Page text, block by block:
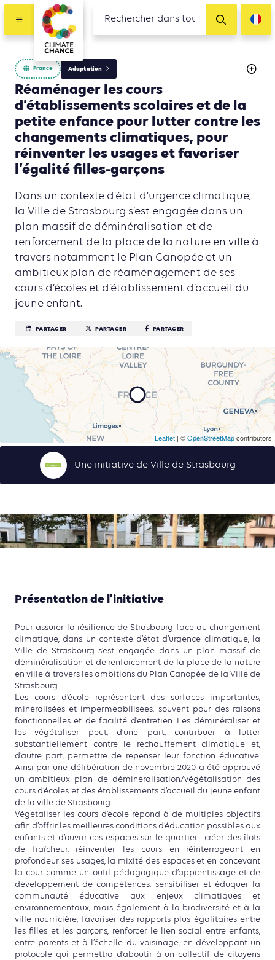
France Adaptation
Réaménager les cours
d’établissements scolaires et de la
petite enfance pour lutter contre les
changements climatiques, pour
réinventer les usages et favoriser
l’égalité filles-garçons
Dans un contexte d’état d’urgence climatique,
la Ville de Strasbourg s’est engagée dans un
plan massif de déminéralisation et de
renforcement de la place de la nature en ville à
travers notamment le Plan Canopée et un
ambitieux plan de réaménagement de ses
cours d’écoles et d’établissement d’accueil du
jeune enfant.
PARTAGER PARTAGER PARTAGER
Leaflet | ©OpenStreetMapcontributors
Une initiative de Ville de Strasbourg
Présentation de l'initiative
Pour assurer la résilience de Strasbourg face au changement
climatique, dans un contexte d’état d’urgence climatique, la
Ville de Strasbourg s’est engagée dans un plan massif de
déminéralisation et de renforcement de la place de la nature
en ville à travers les ambitions du Plan Canopée de la Ville de
Strasbourg
Les cours d’école représentent des surfaces importantes,
minéralisées et imperméabilisées, souvent pour des raisons
fonctionnelles et de facilité d’entretien. Les déminéraliser et
les végétaliser peut, d’une part, contribuer à lutter
substantiellement contre le réchauffement climatique et,
d’autre part, permettre de repenser leur fonction éducative.
Ainsi par une délibération de novembre 2020 a été approuvé
un ambitieux plan de déminéralisation/végétalisation des
cours d’écoles et des établissements d’accueil du jeune enfant
de la ville de Strasbourg.
Végétaliser les cours d’école répond à de multiples objectifs
afin d’offrir les meilleures conditions d’éducation possibles aux
enfants et d’ouvrir ces espaces sur le quartier : créer des îlots
de fraîcheur, réinventer les cours en réinterrogeant en
profondeur ses usages, la mixité des espaces et en concevant
la cour comme un outil pédagogique d’apprentissage et de
développement de compétences, sensibiliser et éduquer la
communauté éducative aux enjeux climatiques et
environnementaux, mais également à la biodiversité et à la
ville nourricière, favoriser des rapports plus égalitaires entre
les filles et les garçons, renforcer le lien social entre enfants,
entre parents et à l’échelle du voisinage, en développant un
protocole qui permettra d’aboutir à un collectif de citoyens